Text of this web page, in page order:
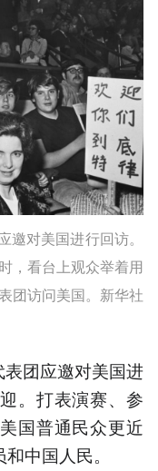
对美国进行回访。
，看台上观众举着用
团访问美国。新华社
团应邀对美国进
。打表演赛、参
国普通民众更近
中国人民。